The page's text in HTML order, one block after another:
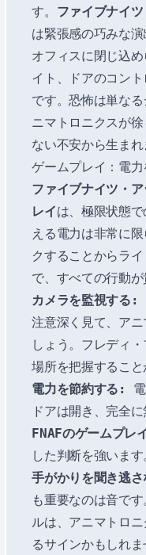
す。 ファイブナイ
は緊張感の巧みな
オフィスに閉じ込
イト、ドアのコン
です。恐怖は単な
ニマトロニクスが
ない不安から生まれ
ゲームプレイ：電
ファイブナイツ・
レイは、極限状態
える電力は非常に
クすることからラ
で、すべての行動が
カメラを監視する:
注意深く見て、ア
しょう。フレディ
場所を把握すること
電力を節約する:
ドアは開き、完全
FNAFのゲームプレ
した判断を強います
手がかりを聞き逃
も重要なのは音で
ルは、アニマトロ
るサインかもしれま